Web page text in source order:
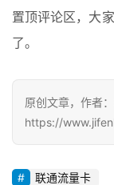
置顶评论区，大
了。
原创文章，作者
https://
联通流量卡